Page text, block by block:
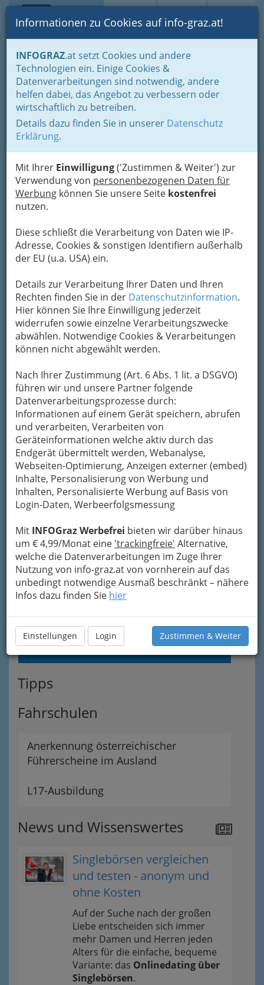
Suche Login Toggle
Informationen zu Cookies auf info-graz.at!
INFOGRAZ.at setzt Cookies und andere
Technologien ein. Einige Cookies &
Datenverarbeitungen sind notwendig, andere
helfen dabei, das Angebot zu verbessern oder
wirtschaftlich zu betreiben.
Details dazu finden Sie in unserer Datenschutz
Erklärung.
Mit Ihrer Einwilligung('Zustimmen & Weiter') zur
Verwendung von personenbezogenen Daten für
Werbung können Sie unsere Seite kostenfrei
nutzen.
Diese schließt die Verarbeitung von Daten wie IP-
Adresse, Cookies & sonstigen Identifiern außerhalb
der EU (u.a. USA) ein.
Details zur Verarbeitung Ihrer Daten und Ihren
Rechten finden Sie in der Datenschutzinformation.
Hier können Sie Ihre Einwilligung jederzeit
widerrufen sowie einzelne Verarbeitungszwecke
abwählen. Notwendige Cookies & Verarbeitungen
können nicht abgewählt werden.
Nach Ihrer Zustimmung (Art. 6 Abs. 1 lit. a DSGVO)
führen wir und unsere Partner folgende
Datenverarbeitungsprozesse durch:
Informationen auf einem Gerät speichern, abrufen
und verarbeiten, Verarbeiten von
Geräteinformationen welche aktiv durch das
Endgerät übermittelt werden, Webanalyse,
Webseiten-Optimierung, Anzeigen externer (embed)
Inhalte, Personalisierung von Werbung und
Inhalten, Personalisierte Werbung auf Basis von
Login-Daten, Werbeerfolgsmessung
Mit INFOGraz Werbefrei bieten wir darüber hinaus
um € 4,99/Monat eine 'trackingfreie' Alternative,
welche die Datenverarbeitungen im Zuge Ihrer
Nutzung von info-graz.at von vornherein auf das
unbedingt notwendige Ausmaß beschränkt – nähere
Infos dazu finden Sie hier
Einstellungen Login Zustimmen & Weiter
Home Branchen
Gewerbe, Handwerk, Banken
Transport - Verkehr
Garagen-, Tankstellen- u. Servicestation
Tankstellen
Steinkläubl Johann
Kärntner Straße 338, 8054 Graz
+43 316 284 504
+43 316 284 504
Karte
Adresse mit Google Maps anschauen
Navigation
Fachgruppe der Garagen-, Tankstellen-
& Servicestationsunternehmungen
Garagengewerbe
Servicestationen
Tankstellen
Tipps
Fahrschulen
Anerkennung österreichischer
Führerscheine im Ausland
L17-Ausbildung
News und Wissenswertes
Singlebörsen vergleichen
und testen - anonym und
ohne Kosten
Auf der Suche nach der großen
Liebe entscheiden sich immer
mehr Damen und Herren jeden
Alters für die einfache, bequeme
Variante: das Onlinedating über
Singlebörsen.